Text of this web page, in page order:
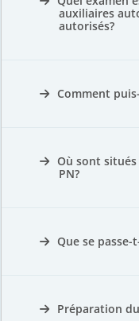
auxiliaires
autorisés?
Comment
Où sont situés
PN?
Que se passe-
Préparation